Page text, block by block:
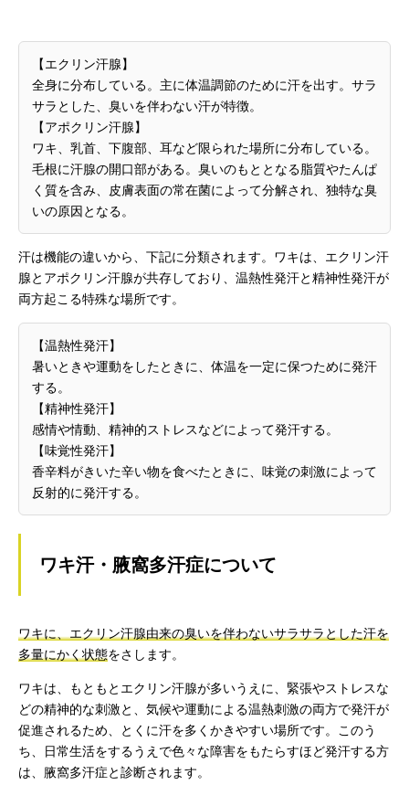
【エクリン汗腺】
全身に分布している。主に体温調節のために汗を出す。サラ
サラとした、臭いを伴わない汗が特徴。
【アポクリン汗腺】
ワキ、乳首、下腹部、耳など限られた場所に分布している。
毛根に汗腺の開口部がある。臭いのもととなる脂質やたんぱ
く質を含み、皮膚表面の常在菌によって分解され、独特な臭
いの原因となる。
汗は機能の違いから、下記に分類されます。ワキは、エクリン汗
腺とアポクリン汗腺が共存しており、温熱性発汗と精神性発汗が
両方起こる特殊な場所です。
【温熱性発汗】
暑いときや運動をしたときに、体温を一定に保つために発汗
する。
【精神性発汗】
感情や情動、精神的ストレスなどによって発汗する。
【味覚性発汗】
香辛料がきいた辛い物を食べたときに、味覚の刺激によって
反射的に発汗する。
ワキ汗・腋窩多汗症について
ワキに、エクリン汗腺由来の臭いを伴わないサラサラとした汗を
多量にかく状態をさします。
ワキは、もともとエクリン汗腺が多いうえに、緊張やストレスな
どの精神的な刺激と、気候や運動による温熱刺激の両方で発汗が
促進されるため、とくに汗を多くかきやすい場所です。このう
ち、日常生活をするうえで色々な障害をもたらすほど発汗する方
は、腋窩多汗症と診断されます。